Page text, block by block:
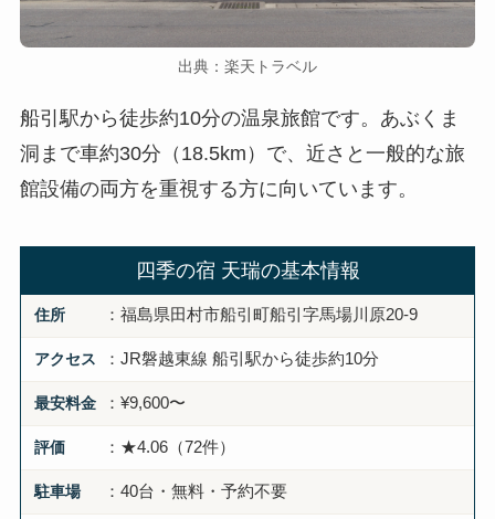
出典：楽天トラベル
船引駅から徒歩約10分の温泉旅館です。あぶくま
洞まで車約30分（18.5km）で、近さと一般的な旅
館設備の両方を重視する方に向いています。
四季の宿 天瑞の基本情報
住所 ：福島県田村市船引町船引字馬場川原20-9
アクセス ：JR磐越東線 船引駅から徒歩約10分
最安料金 ：¥9,600〜
評価 ：★4.06（72件）
駐車場 ：40台・無料・予約不要